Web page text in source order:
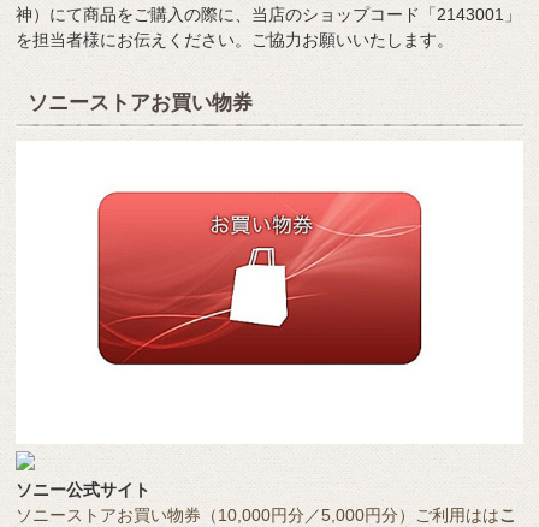
神）にて商品をご購入の際に、当店のショップコード「2143001」
を担当者様にお伝えください。ご協力お願いいたします。
ソニーストアお買い物券
ソニー公式サイト
ソニーストアお買い物券（10,000円分／5,000円分）ご利用ははこ